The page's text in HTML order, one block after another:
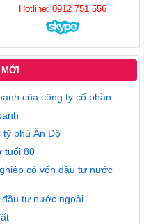
Hotline: 0912 751 556
của công ty cổ phần
tỷ phú Ấn Độ
tuổi 80
có vốn đầu tư nước
tư nước ngoài